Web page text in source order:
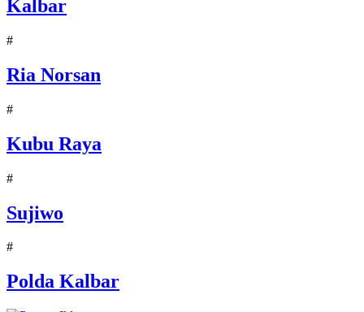
Kalbar
#
Ria Norsan
#
Kubu Raya
#
Sujiwo
#
Polda Kalbar